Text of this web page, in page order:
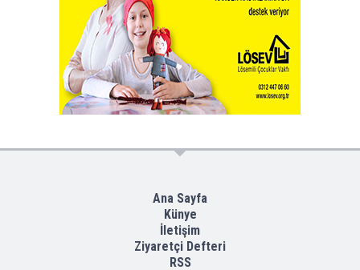
Ana Sayfa
Künye
İletişim
Ziyaretçi Defteri
RSS